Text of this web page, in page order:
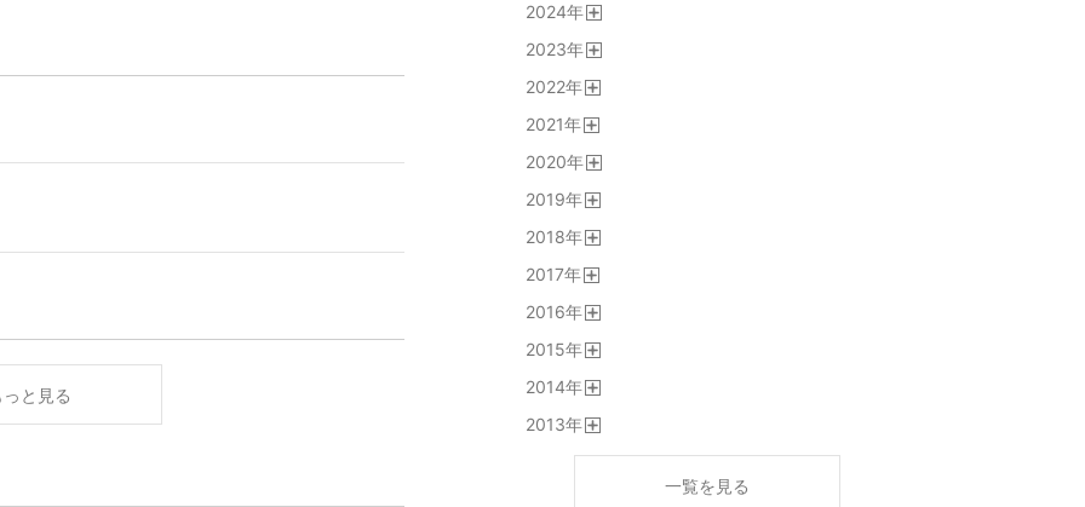
っと見る
2024年
2023年
2022年
2021年
2020年
2019年
2018年
2017年
2016年
2015年
2014年
2013年
一覧を見る